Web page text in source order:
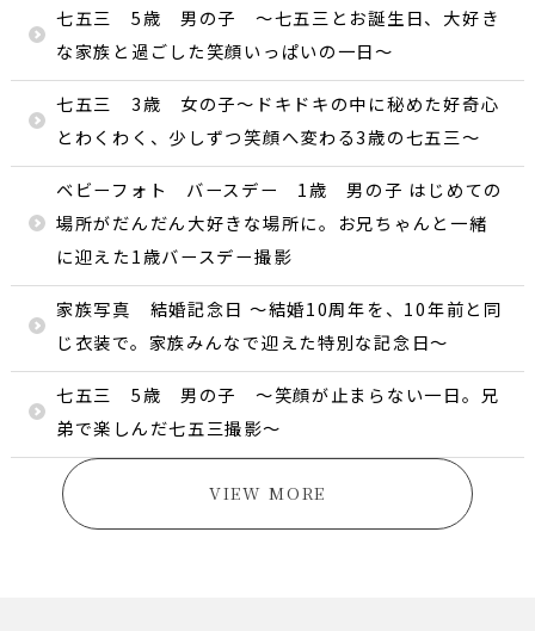
七五三 5歳 男の子 〜七五三とお誕生日、大好き
な家族と過ごした笑顔いっぱいの一日〜
七五三 3歳 女の子〜ドキドキの中に秘めた好奇心
とわくわく、少しずつ笑顔へ変わる3歳の七五三〜
ベビーフォト バースデー 1歳 男の子 はじめての
場所がだんだん大好きな場所に。お兄ちゃんと一緒
に迎えた1歳バースデー撮影
家族写真 結婚記念日 〜結婚10周年を、10年前と同
じ衣装で。家族みんなで迎えた特別な記念日〜
七五三 5歳 男の子 ～笑顔が止まらない一日。兄
弟で楽しんだ七五三撮影～
VIEW MORE